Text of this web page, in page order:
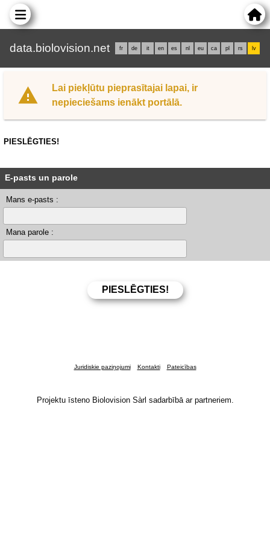
data.biolovision.net fr de it en es nl eu ca pl rs lv
Lai piekļūtu pieprasītajai lapai, ir
nepieciešams ienākt portālā.
PIESLĒGTIES!
E-pasts un parole
Mans e-pasts :
Mana parole :
Juridiskie paziņojumi Kontakti Pateicības
Projektu īsteno Biolovision Sàrl sadarbībā ar partneriem.